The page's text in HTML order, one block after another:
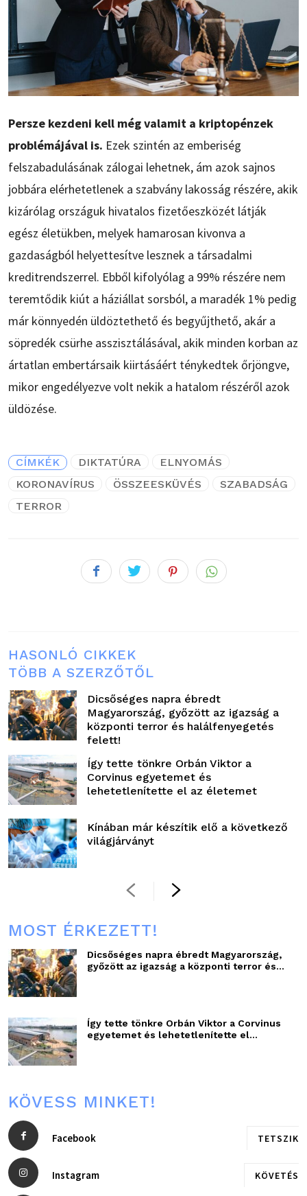
Persze kezdeni kell még valamit a kriptopénzek
problémájával is. Ezek szintén az emberiség
felszabadulásának zálogai lehetnek, ám azok sajnos
jobbára elérhetetlenek a szabvány lakosság részére, akik
kizárólag országuk hivatalos fizetőeszközét látják
egész életükben, melyek hamarosan kivonva a
gazdaságból helyettesítve lesznek a társadalmi
kreditrendszerrel. Ebből kifolyólag a 99% részére nem
teremtődik kiút a háziállat sorsból, a maradék 1% pedig
már könnyedén üldöztethető és begyűjthető, akár a
söpredék csürhe asszisztálásával, akik minden korban az
ártatlan embertársaik kiirtásáért ténykedtek őrjöngve,
mikor engedélyezve volt nekik a hatalom részéről azok
üldözése.
CÍMKÉK DIKTATÚRA
ELNYOMÁS
KORONAVÍRUS
ÖSSZEESKÜVÉS
SZABADSÁG
TERROR
HASONLÓ CIKKEK
TÖBB A SZERZŐTŐL
Dicsőséges napra ébredt
Magyarország, győzött az igazság a
központi terror és halálfenyegetés
felett!
Így tette tönkre Orbán Viktor a
Corvinus egyetemet és
lehetetlenítette el az életemet
Kínában már készítik elő a következő
világjárványt
MOST ÉRKEZETT!
Dicsőséges napra ébredt Magyarország,
győzött az igazság a központi terror és...
Így tette tönkre Orbán Viktor a Corvinus
egyetemet és lehetetlenítette el...
KÖVESS MINKET!
Facebook TETSZIK
Instagram KÖVETÉS